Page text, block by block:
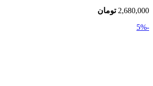
2,680,000 تومان
-5%